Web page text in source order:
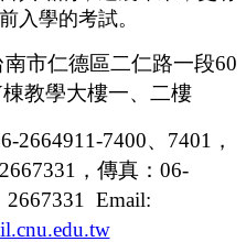
入學的考試。
市仁德區二仁路一段60
棟教學大樓一、二樓
2664911-7400、 7401 ，
， 傳真： 06-
2667331 Email: